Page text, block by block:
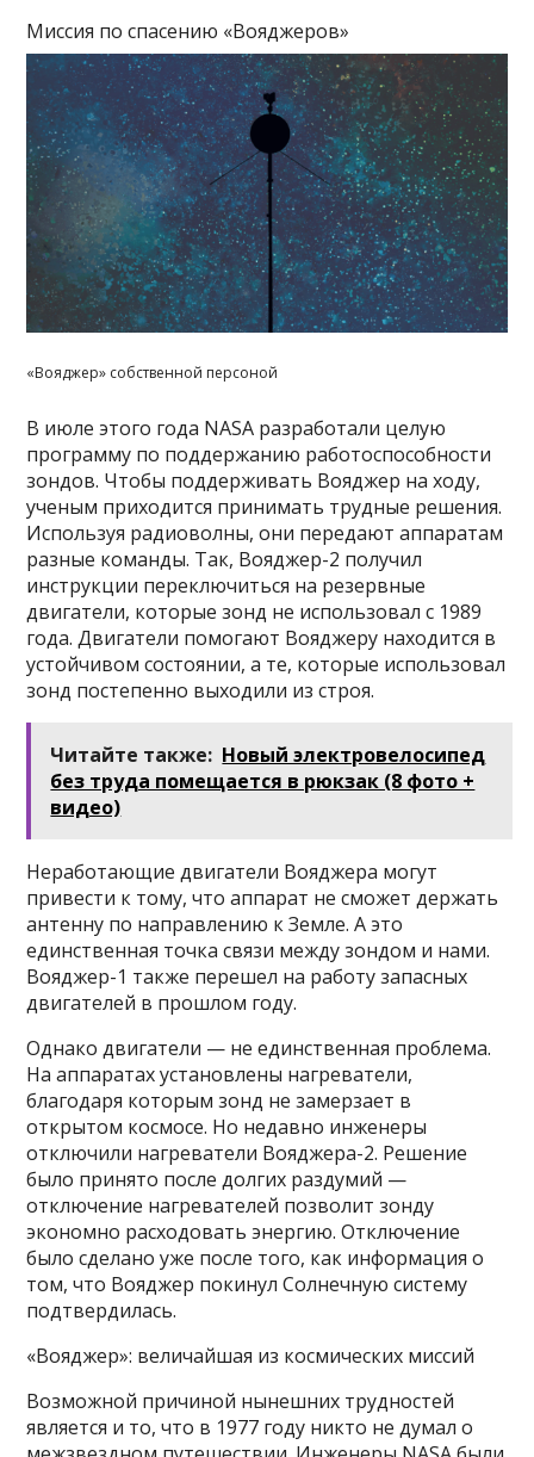
Миссия по спасению «Вояджеров»
«Вояджер» собственной персоной
В июле этого года NASA разработали целую
программу по поддержанию работоспособности
зондов. Чтобы поддерживать Вояджер на ходу,
ученым приходится принимать трудные решения.
Используя радиоволны, они передают аппаратам
разные команды. Так, Вояджер-2 получил
инструкции переключиться на резервные
двигатели, которые зонд не использовал с 1989
года. Двигатели помогают Вояджеру находится в
устойчивом состоянии, а те, которые использовал
зонд постепенно выходили из строя.
Читайте также: Новый электровелосипед
без труда помещается в рюкзак (8 фото +
видео)
Неработающие двигатели Вояджера могут
привести к тому, что аппарат не сможет держать
антенну по направлению к Земле. А это
единственная точка связи между зондом и нами.
Вояджер-1 также перешел на работу запасных
двигателей в прошлом году.
Однако двигатели — не единственная проблема.
На аппаратах установлены нагреватели,
благодаря которым зонд не замерзает в
открытом космосе. Но недавно инженеры
отключили нагреватели Вояджера-2. Решение
было принято после долгих раздумий —
отключение нагревателей позволит зонду
экономно расходовать энергию. Отключение
было сделано уже после того, как информация о
том, что Вояджер покинул Солнечную систему
подтвердилась.
«Вояджер»: величайшая из космических миссий
Возможной причиной нынешних трудностей
является и то, что в 1977 году никто не думал о